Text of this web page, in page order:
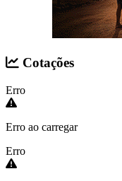
Cotações
Erro
Erro ao carregar
Erro